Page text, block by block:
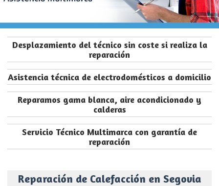
Desplazamiento del técnico sin coste si realiza la
reparación
Asistencia técnica de electrodomésticos a domicilio
Reparamos gama blanca, aire acondicionado y
calderas
Servicio Técnico Multimarca con garantía de
reparación
Reparación de Calefacción en Segovia